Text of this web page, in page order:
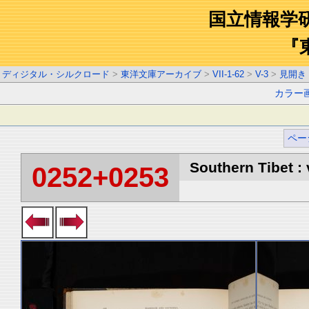
国立情報学
『
ディジタル・シルクロード > 東洋文庫アーカイブ > VII-1-62 > V-3 > 見開き
カラー
ペー
0252+0253 Southern Tibet :